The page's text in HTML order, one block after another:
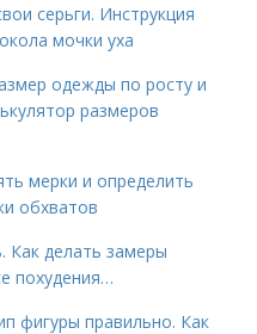
серьги. Инструкция
мочки уха
одежды по росту и
размеров
мерки и определить
обхватов
Как делать замеры
похудения…
фигуры правильно. Как